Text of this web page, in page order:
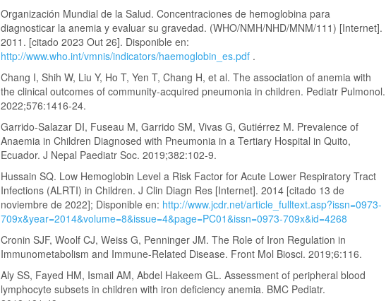
Organización Mundial de la Salud. Concentraciones de hemoglobina para
diagnosticar la anemia y evaluar su gravedad. (WHO/NMH/NHD/MNM/111) [Internet].
2011. [citado 2023 Out 26]. Disponible en:
http://www.who.int/vmnis/indicators/haemoglobin_es.pdf.
Chang I, Shih W, Liu Y, Ho T, Yen T, Chang H, et al. The association of anemia with
the clinical outcomes of community-acquired pneumonia in children. Pediatr Pulmonol.
2022;576:1416-24.
Garrido-Salazar DI, Fuseau M, Garrido SM, Vivas G, Gutiérrez M. Prevalence of
Anaemia in Children Diagnosed with Pneumonia in a Tertiary Hospital in Quito,
Ecuador. J Nepal Paediatr Soc. 2019;382:102-9.
Hussain SQ. Low Hemoglobin Level a Risk Factor for Acute Lower Respiratory Tract
Infections (ALRTI) in Children. J Clin Diagn Res [Internet]. 2014 [citado 13 de
noviembre de 2022]; Disponible en: http://www.jcdr.net/article_fulltext.asp?issn=0973-
709x&year=2014&volume=8&issue=4&page=PC01&issn=0973-709x&id=4268
Cronin SJF, Woolf CJ, Weiss G, Penninger JM. The Role of Iron Regulation in
Immunometabolism and Immune-Related Disease. Front Mol Biosci. 2019;6:116.
Aly SS, Fayed HM, Ismail AM, Abdel Hakeem GL. Assessment of peripheral blood
lymphocyte subsets in children with iron deficiency anemia. BMC Pediatr.